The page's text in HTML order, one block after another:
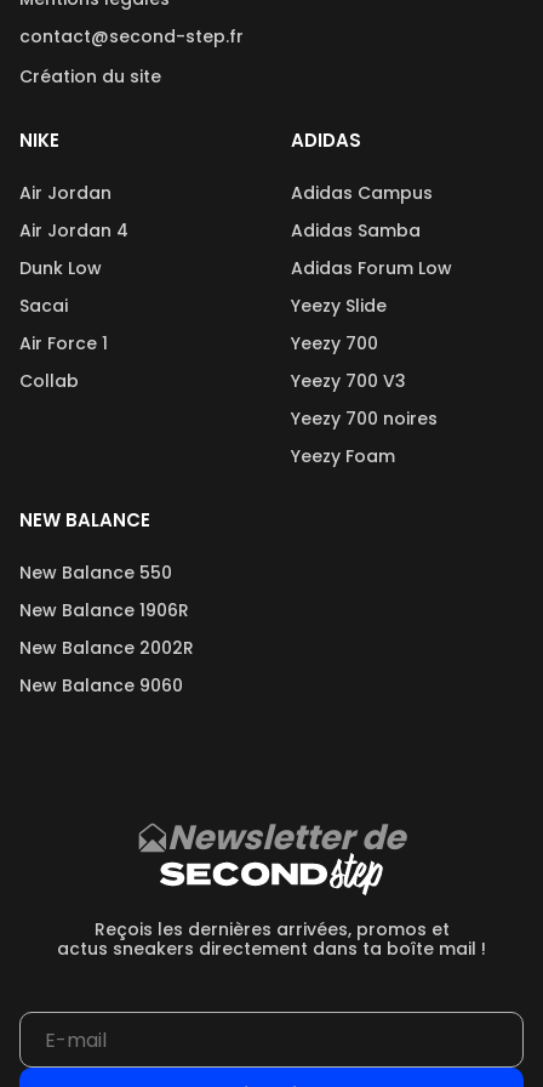
contact@second-step.fr
Création du site
NIKE
Air Jordan
Air Jordan 4
Dunk Low
Sacai
Air Force 1
Collab
ADIDAS
Adidas Campus
Adidas Samba
Adidas Forum Low
Yeezy Slide
Yeezy 700
Yeezy 700 V3
Yeezy 700 noires
Yeezy Foam
NEW BALANCE
New Balance 550
New Balance 1906R
New Balance 2002R
New Balance 9060
Newsletter de
Reçois les dernières arrivées, promos et
actus sneakers directement dans ta boîte mail !